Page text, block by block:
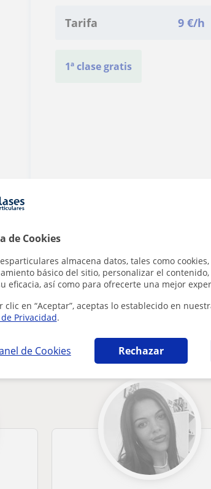
de Cookies
almacena datos, tales como
básico del sitio, personalizar el
eficacia, así como para ofrecerte una mejor
clic en “Aceptar”, aceptas lo establecido en
Privacidad.
de Cookies Rechazar
Tarifa 9 €/h
1ª clase gratis
en Murcia que pueden